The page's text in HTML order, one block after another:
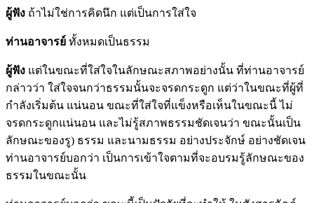
ผู้ฟัง ถ้าไม่ใช่การคิดนึก แต่เป็นการใส่ใจ
ท่านอาจารย์ ทั้งหมดเป็นธรรม
ผู้ฟัง แต่ในขณะที่ใส่ใจในลักษณะสภาพอย่างนั้น ที่ท่านอาจารย์
กล่าวว่า ใส่ใจจนกว่าธรรมนั้นจะจรดกระดูก แต่ว่าในขณะที่ผู้ที่
กำลังเริ่มต้น แน่นอน ขณะที่ใส่ใจที่แข็งหรือเห็นในขณะนี้ ไม่
จรดกระดูกแน่นอน และไม่รู้สภาพธรรมชัดเจนว่า ขณะนั้นเป็น
ลักษณะของรู) ธรรม และนามธรรม อย่างประจักษ์ อย่างชัดเจน
ท่านอาจารย์บอกว่า เป็นการเข้าใจตามที่จะอบรมรู้ลักษณะของ
ธรรมในขณะนั้น